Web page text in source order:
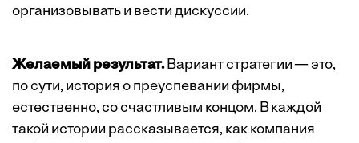
организовывать и вести дискуссии.
Желаемый результат.Вариант стратегии — это,
по сути, история о преуспевании фирмы,
естественно, со счастливым концом. В каждой
такой истории рассказывается, как компания